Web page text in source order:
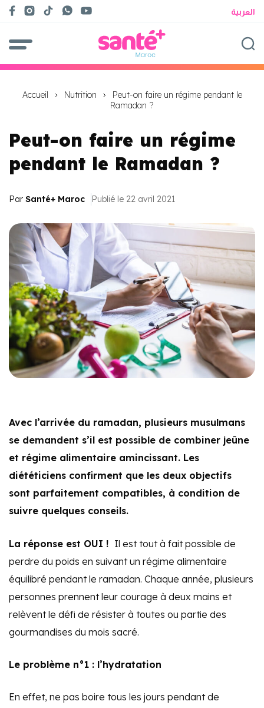
العربية
Accueil Nutrition
Peut-on faire un régime pendant le
Ramadan ?
Peut-on faire un régime
pendant le Ramadan ?
Par Santé+ Maroc Publié le 22 avril 2021
Avec l’arrivée du ramadan, plusieurs musulmans
se demandent s’il est possible de combiner jeûne
et régime alimentaire amincissant. Les
diététiciens confirment que les deux objectifs
sont parfaitement compatibles, à condition de
suivre quelques conseils.
La réponse est OUI ! Il est tout à fait possible de
perdre du poids en suivant un régime alimentaire
équilibré pendant le ramadan. Chaque année, plusieurs
personnes prennent leur courage à deux mains et
relèvent le défi de résister à toutes ou partie des
gourmandises du mois sacré.
Le problème n°1 : l’hydratation
En effet, ne pas boire tous les jours pendant de